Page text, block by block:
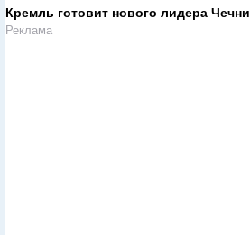
Кремль готовит нового лидера Чечни
Реклама